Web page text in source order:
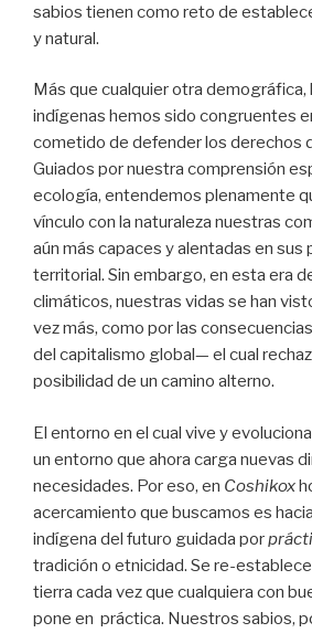
sabios tienen como reto de
y natural.
Más que cualquier otra demográfica,
indígenas hemos sido congruentes
cometido de defender los derechos
Guiados por nuestra comprensión
ecología, entendemos plenamente
vínculo con la naturaleza nuestras
aún más capaces y alentadas en sus
territorial. Sin embargo, en esta era
climáticos, nuestras vidas se han
vez más, como por las
del capitalismo global— el cual
posibilidad de un camino alterno.
El entorno en el cual vive y
un entorno que ahora carga nuevas
necesidades. Por eso, en Coshikox
acercamiento que buscamos es
indígena del futuro guidada por
tradición o etnicidad. Se re-establece
tierra cada vez que cualquiera con
pone en práctica. Nuestros sabios,